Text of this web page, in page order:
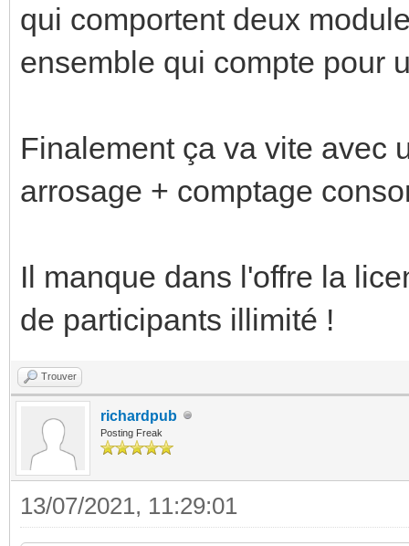
qui comportent deux
ensemble qui compte pour
Finalement ça va vite avec
arrosage + comptage
Il manque dans l'offre la
de participants illimité !
Trouver
richardpub
Posting Freak
13/07/2021, 11:29:01